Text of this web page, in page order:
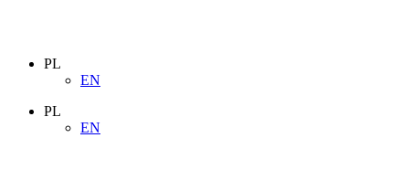
PL
EN
PL
EN